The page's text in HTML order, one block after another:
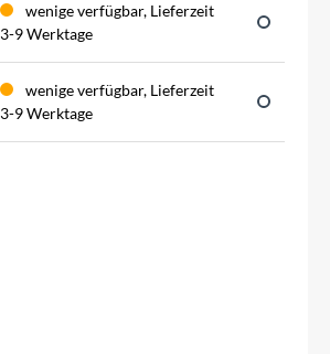
wenige verfügbar, Lieferzeit
3-9 Werktage
wenige verfügbar, Lieferzeit
3-9 Werktage